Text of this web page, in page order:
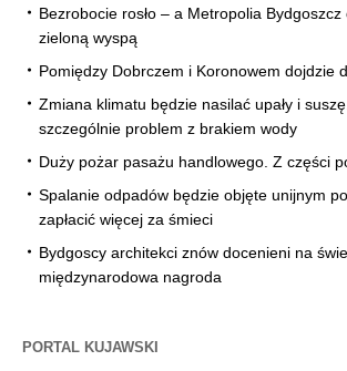
Bezrobocie rosło – a Metropolia Bydgoszcz
zieloną wyspą
Pomiędzy Dobrczem i Koronowem dojdzie
Zmiana klimatu będzie nasilać upały i
szczególnie problem z brakiem wody
Duży pożar pasażu handlowego. Z części
Spalanie odpadów będzie objęte unijnym
zapłacić więcej za śmieci
Bydgoscy architekci znów docenieni na
międzynarodowa nagroda
PORTAL KUJAWSKI